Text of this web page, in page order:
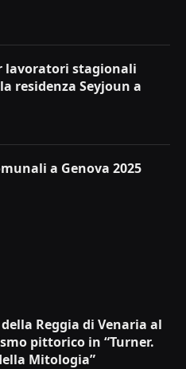
lavoratori stagionali
residenza Seyjoun a
a Genova 2025
della Reggia di Venaria al
pittorico in “Turner.
Mitologia”